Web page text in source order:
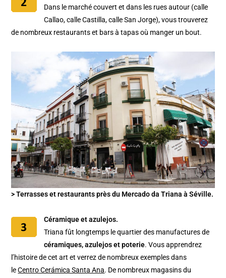
Dans le marché couvert et dans les rues autour (calle
Callao, calle Castilla, calle San Jorge), vous trouverez
de nombreux restaurants et bars à tapas où manger un bout.
> Terrasses et restaurants près du Mercado da Triana à Séville.
Céramique et azulejos.
Triana fût longtemps le quartier des manufactures de
céramiques, azulejos et poterie. Vous apprendrez
l’histoire de cet art et verrez de nombreux exemples dans
leCentro Cerámica Santa Ana. De nombreux magasins du